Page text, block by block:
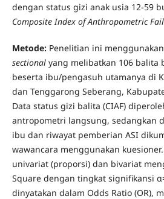
dengan status gizi anak usia 12-59
Composite Index of Anthropometric
Metode:Penelitian ini
sectionalyang melibatkan 106 balita
beserta ibu/pengasuh utamanya di
dan Tenggarong Seberang,
Data status gizi balita (CIAF)
antropometri langsung, sedangkan
ibu dan riwayat pemberian ASI
wawancara menggunakan
univariat (proporsi) dan bivariat
Square dengan tingkat signifikansi
dinyatakan dalam Odds Ratio (OR),